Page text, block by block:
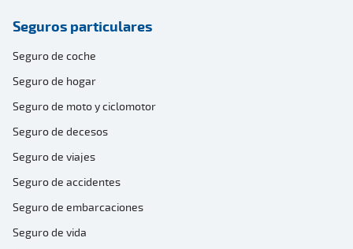
Seguros particulares
Seguro de coche
Seguro de hogar
Seguro de moto y ciclomotor
Seguro de decesos
Seguro de viajes
Seguro de accidentes
Seguro de embarcaciones
Seguro de vida